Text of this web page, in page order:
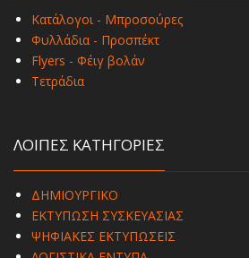
Κατάλογοι - Μπροσούρες
Φυλλάδια - Προσπέκτ
Flyers - Φέιγ βολάν
Τετράδια
ΛΟΙΠΕΣ ΚΑΤΗΓΟΡΙΕΣ
ΔΗΜΙΟΥΡΓΙΚΟ
ΕΚΤΥΠΩΣΗ ΣΥΣΚΕΥΑΣΙΑΣ
ΨΗΦΙΑΚΕΣ ΕΚΤΥΠΩΣΕΙΣ